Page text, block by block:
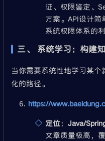
证、权限鉴定、
方案。API设计
系统权限体系的利
三、 系统学习：构建
当你需要系统性地学习某
化的路径。
https://
定位：Java/
文章质量极高，